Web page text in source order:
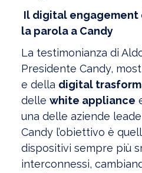
Il digital engagement
la parola a Candy
La testimonianza di
Presidente Candy,
e della digital
delle white appliance
una delle aziende
Candy l’obiettivo è
dispositivi sempre più
interconnessi,